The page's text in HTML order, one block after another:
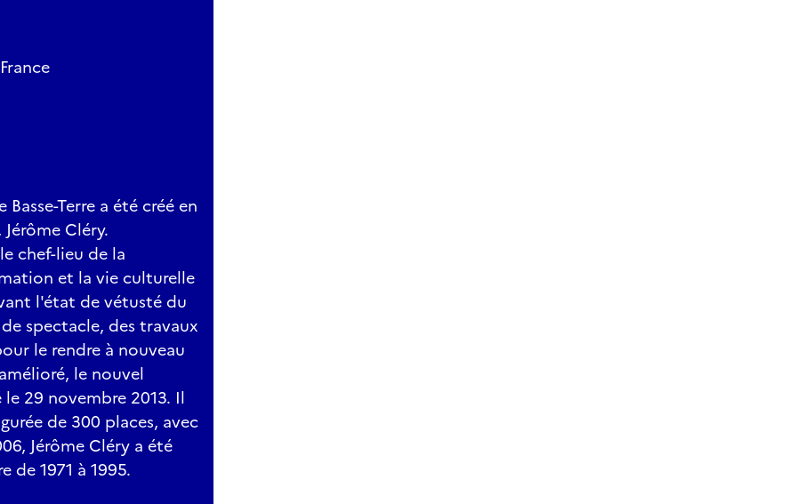
Terre a été créé en
Cléry.
chef-lieu de la
et la vie culturelle
l'état de vétusté du
spectacle, des travaux
le rendre à nouveau
le nouvel
29 novembre 2013. Il
de 300 places, avec
Jérôme Cléry a été
de 1971 à 1995.